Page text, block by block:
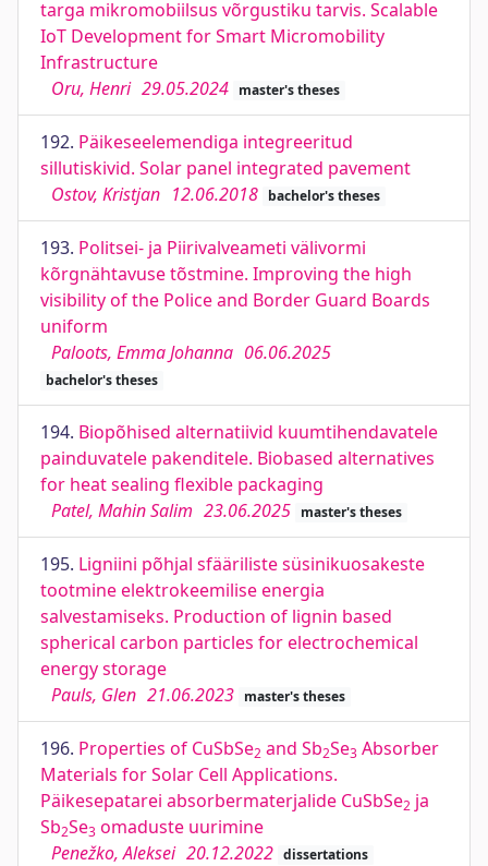
targa mikromobiilsus võrgustiku tarvis. Scalable
IoT Development for Smart Micromobility
Infrastructure
Oru, Henri 29.05.2024 master's theses
192. Päikeseelemendiga integreeritud
sillutiskivid. Solar panel integrated pavement
Ostov, Kristjan 12.06.2018 bachelor's theses
193. Politsei- ja Piirivalveameti välivormi
kõrgnähtavuse tõstmine. Improving the high
visibility of the Police and Border Guard Boards
uniform
Paloots, Emma Johanna 06.06.2025
bachelor's theses
194. Biopõhised alternatiivid kuumtihendavatele
painduvatele pakenditele. Biobased alternatives
for heat sealing flexible packaging
Patel, Mahin Salim 23.06.2025 master's theses
195. Ligniini põhjal sfääriliste süsinikuosakeste
tootmine elektrokeemilise energia
salvestamiseks. Production of lignin based
spherical carbon particles for electrochemical
energy storage
Pauls, Glen 21.06.2023 master's theses
196. Properties of CuSbSe2 and Sb2Se3 Absorber
Materials for Solar Cell Applications.
Päikesepatarei absorbermaterjalide CuSbSe2 ja
Sb2Se3 omaduste uurimine
Penežko, Aleksei 20.12.2022 dissertations